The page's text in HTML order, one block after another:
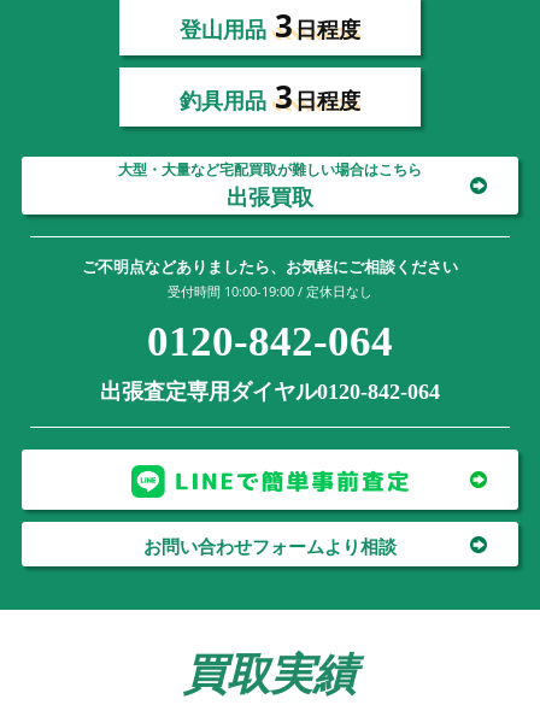
登山用品 3日程度
釣具用品 3日程度
大型・大量など宅配買取が難しい場合はこちら
出張買取
ご不明点などありましたら、お気軽にご相談ください
受付時間 10:00-19:00 / 定休日なし
0120-842-064
出張査定専用ダイヤル0120-842-064
お問い合わせフォームより相談
買取実績